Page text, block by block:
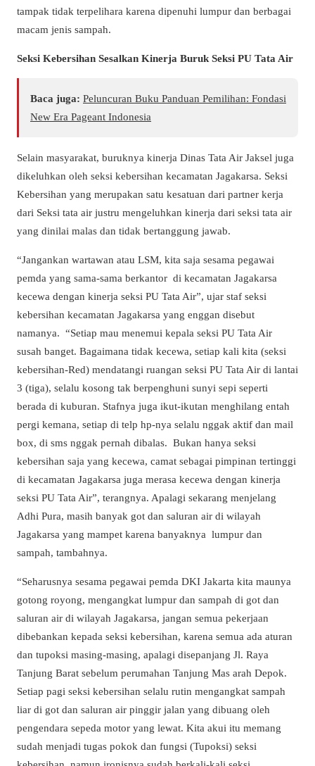
tampak tidak terpelihara karena dipenuhi lumpur dan berbagai
macam jenis sampah.
Seksi Kebersihan Sesalkan Kinerja Buruk Seksi PU Tata Air
Baca juga: Peluncuran Buku Panduan Pemilihan: Fondasi
New Era Pageant Indonesia
Selain masyarakat, buruknya kinerja Dinas Tata Air Jaksel juga
dikeluhkan oleh seksi kebersihan kecamatan Jagakarsa. Seksi
Kebersihan yang merupakan satu kesatuan dari partner kerja
dari Seksi tata air justru mengeluhkan kinerja dari seksi tata air
yang dinilai malas dan tidak bertanggung jawab.
“Jangankan wartawan atau LSM, kita saja sesama pegawai
pemda yang sama-sama berkantor di kecamatan Jagakarsa
kecewa dengan kinerja seksi PU Tata Air”, ujar staf seksi
kebersihan kecamatan Jagakarsa yang enggan disebut
namanya. “Setiap mau menemui kepala seksi PU Tata Air
susah banget. Bagaimana tidak kecewa, setiap kali kita (seksi
kebersihan-Red) mendatangi ruangan seksi PU Tata Air di lantai
3 (tiga), selalu kosong tak berpenghuni sunyi sepi seperti
berada di kuburan. Stafnya juga ikut-ikutan menghilang entah
pergi kemana, setiap di telp hp-nya selalu nggak aktif dan mail
box, di sms nggak pernah dibalas. Bukan hanya seksi
kebersihan saja yang kecewa, camat sebagai pimpinan tertinggi
di kecamatan Jagakarsa juga merasa kecewa dengan kinerja
seksi PU Tata Air”, terangnya. Apalagi sekarang menjelang
Adhi Pura, masih banyak got dan saluran air di wilayah
Jagakarsa yang mampet karena banyaknya lumpur dan
sampah, tambahnya.
“Seharusnya sesama pegawai pemda DKI Jakarta kita maunya
gotong royong, mengangkat lumpur dan sampah di got dan
saluran air di wilayah Jagakarsa, jangan semua pekerjaan
dibebankan kepada seksi kebersihan, karena semua ada aturan
dan tupoksi masing-masing, apalagi disepanjang Jl. Raya
Tanjung Barat sebelum perumahan Tanjung Mas arah Depok.
Setiap pagi seksi kebersihan selalu rutin mengangkat sampah
liar di got dan saluran air pinggir jalan yang dibuang oleh
pengendara sepeda motor yang lewat. Kita akui itu memang
sudah menjadi tugas pokok dan fungsi (Tupoksi) seksi